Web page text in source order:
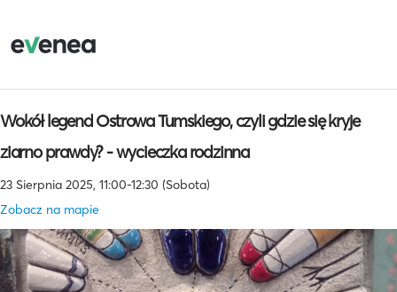
Wokół legend Ostrowa Tumskiego, czyli gdzie się kryje
ziarno prawdy? - wycieczka rodzinna
23 Sierpnia 2025, 11:00-12:30 (Sobota)
Zobacz na mapie